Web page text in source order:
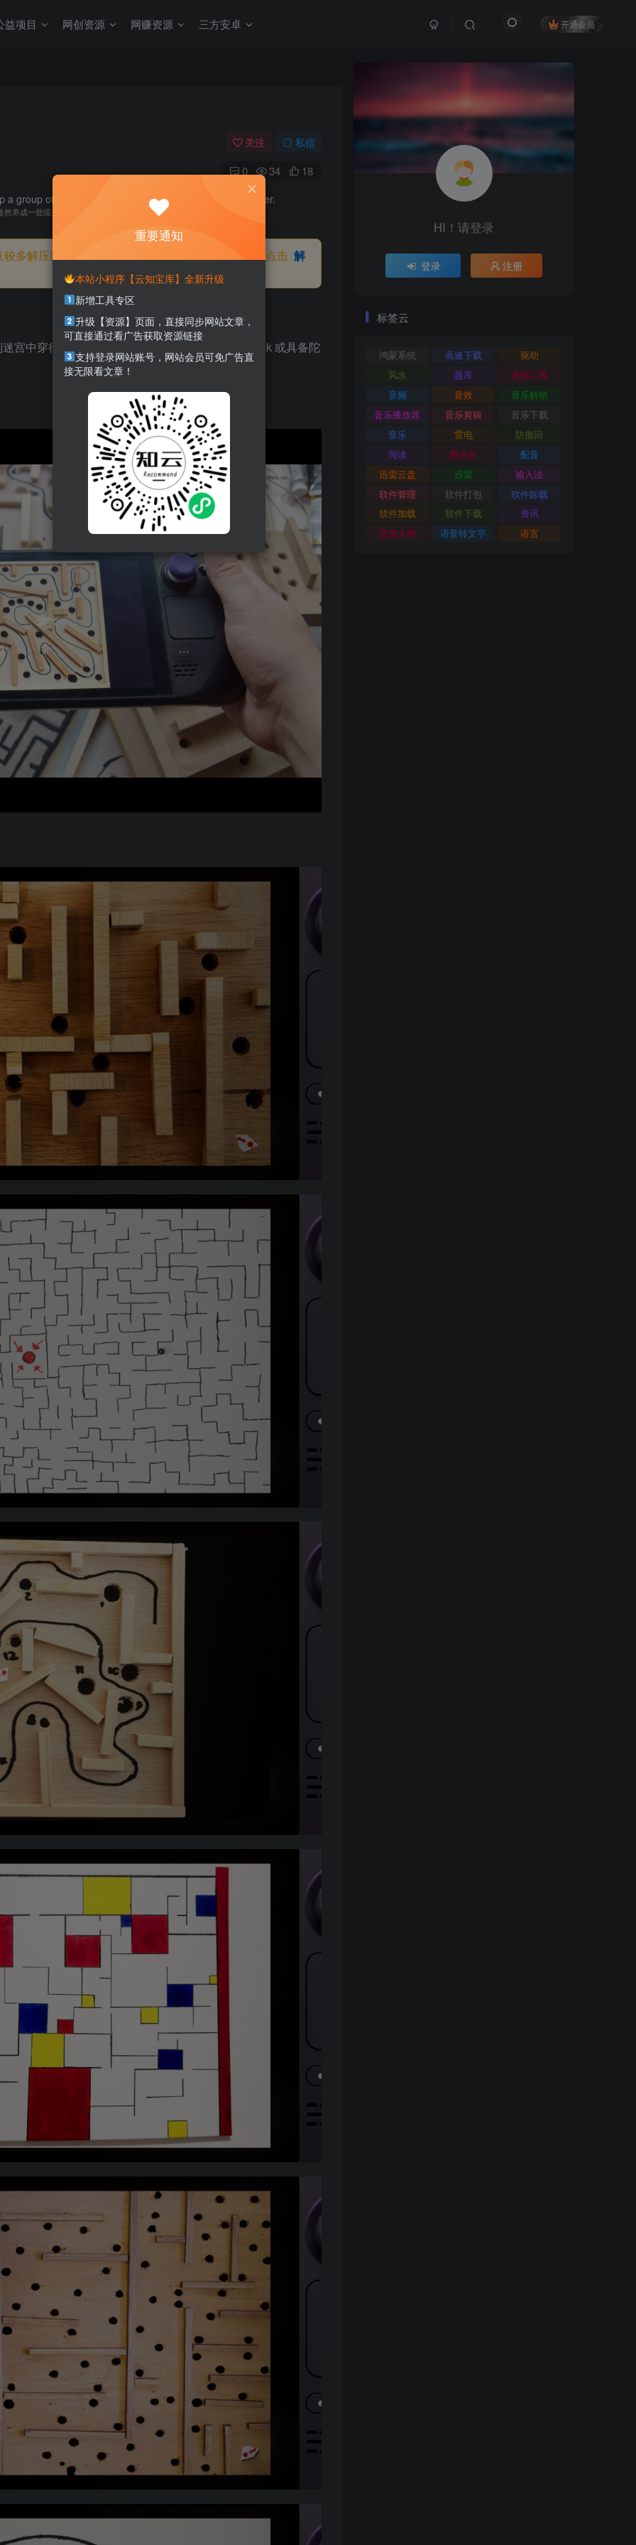
益项目 网创资源 网赚资源 三方安卓 开通会员
关注 私信
0 34 18
a group of coward, hardship is the mother of strong forever.
养成一批懦夫，困苦永远是坚强之母
多解压密码，如果你下载的资源需要解压密码，请点击 解
宫中穿行。——请注意，本游戏仅支持 Steam Deck 或具备陀
HI！请登录
登录 注册
标签云
鸿蒙系统 高速下载
驱动
风水
题库
音频工具
音频
音效
音乐解锁
音乐播放器
音乐剪辑
音乐下载
音乐
雷电
防撤回
阅读
重命名
配音
迅雷云盘
迅雷
输入法
软件管理
软件打包
软件卸载
软件加载
软件下载
资讯
资源大师
语音转文字 语言
重要通知
本站小程序【云知宝库】全新升级
新增工具专区
升级【资源】页面，直接同步网站文章，
可直接通过看广告获取资源链接
支持登录网站账号，网站会员可免广告直
接无限看文章！